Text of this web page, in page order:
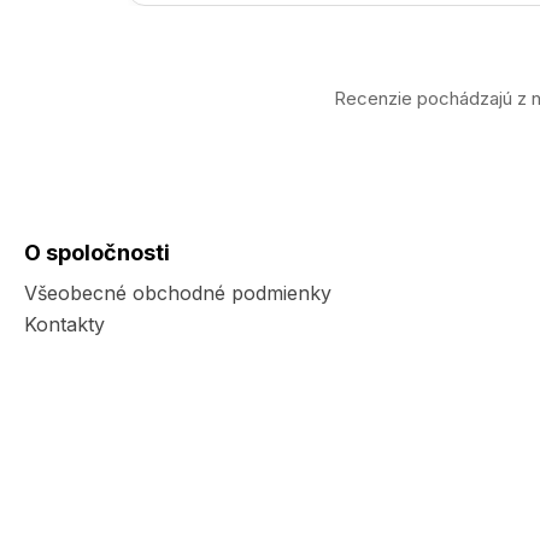
Recenzie pochádzajú z
O spoločnosti
Všeobecné obchodné podmienky
Kontakty